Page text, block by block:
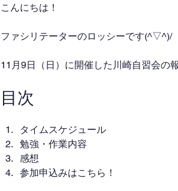
こんにちは！
ファシリテーターのロッシーです(^▽^)/
11月9日（日）に開催した川崎自習会の
目次
タイムスケジュール
勉強・作業内容
感想
参加申込みはこちら！